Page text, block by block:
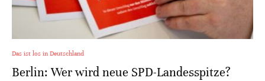
Das ist los in Deutschland
Berlin: Wer wird neue SPD-Landesspitze?